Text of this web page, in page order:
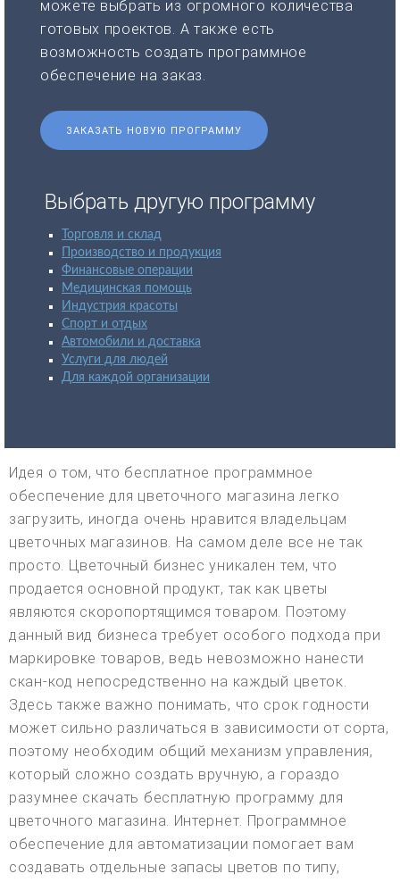
можете выбрать из огромного количества
готовых проектов. А также есть
возможность создать программное
обеспечение на заказ.
ЗАКАЗАТЬ НОВУЮ ПРОГРАММУ
Выбрать другую программу
Торговля и склад
Производство и продукция
Финансовые операции
Медицинская помощь
Индустрия красоты
Спорт и отдых
Автомобили и доставка
Услуги для людей
Для каждой организации
Идея о том, что бесплатное программное
обеспечение для цветочного магазина легко
загрузить, иногда очень нравится владельцам
цветочных магазинов. На самом деле все не так
просто. Цветочный бизнес уникален тем, что
продается основной продукт, так как цветы
являются скоропортящимся товаром. Поэтому
данный вид бизнеса требует особого подхода при
маркировке товаров, ведь невозможно нанести
скан-код непосредственно на каждый цветок.
Здесь также важно понимать, что срок годности
может сильно различаться в зависимости от сорта,
поэтому необходим общий механизм управления,
который сложно создать вручную, а гораздо
разумнее скачать бесплатную программу для
цветочного магазина. Интернет. Программное
обеспечение для автоматизации помогает вам
создавать отдельные запасы цветов по типу,